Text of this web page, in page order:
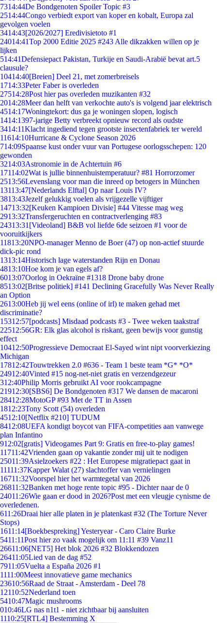
7314:44De Bondgenoten Spoiler Topic #3
2514:44Congo verbiedt export van koper en kobalt, Europa zal
gevolgen voelen
3414:43[2026/2027] Eredivisietoto #1
24014:41Top 2000 Editie 2025 #243 Alle dikzakken willen op je
lijken
514:41Defensiepact Pakistan, Turkije en Saudi-Arabië bevat art.5
clausule?
10414:40[Breien] Deel 21, met zomerbreisels
1714:33Peter Faber is overleden
27514:28Post hier pas overleden muzikanten #32
2014:28Meer dan helft van verkochte auto's is volgend jaar elektrisch
4514:17Woningtekort: dus ga je woningen slopen, logisch
1414:1397-jarige Betty verbreekt opnieuw record als oudste
3414:11Klacht ingediend tegen grootste insectenfabriek ter wereld
11614:10Hurricane & Cyclone Season 2026
714:09Spaanse kust onder vuur van Portugese oorlogsschepen: 120
gewonden
3214:03Astronomie in de Achtertuin #6
17114:02Wat is jullie binnenhuistemperatuur? #81 Horrorzomer
2513:56Levenslang voor man die inreed op betogers in München
13113:47[Nederlands Elftal] Op naar Louis IV?
3813:43Jezelf gelukkig voelen als vrijgezelle vijftiger
14713:32[Keuken Kampioen Divisie] #44 Vitesse mag weg
2913:32Transfergeruchten en contractverlenging #83
24313:31 [Videoland] B&B vol liefde 6de seizoen #1 voor de
vooruitkijkers
11813:20NPO-manager Menno de Boer (47) op non-actief stuurde
dick-pic rond
1313:14Historisch lage waterstanden Rijn en Donau
4813:10Hoe kom je van egels af?
6013:07Oorlog in Oekraïne #1318 Drone baby drone
8513:02[Britse politiek] #141 Declining Gracefully Was Never Really
an Option
2613:00Heb jij wel eens (online of irl) te maken gehad met
discriminatie?
15312:57[podcasts] Misdaad podcasts #3 - Twee weken taakstraf
22512:56GR: Elk glas alcohol is riskant, geen bewijs voor gunstig
effect
10412:50Progressieve Democraat El-Sayed wint nipt voorverkiezing
Michigan
17812:42Touwtrekken 2.0 #636 - Team 1 beste team *G* *O*
24912:40Vinted #15 nog-net-niet gratis en verzendgezeur
312:40Philip Morris gebruikt AI voor rookcampagne
21912:30[SBS6] De Bondgenoten #317 We dansen de macaroni
28412:28MotoGP #93 Met de TT in Assen
1812:23Tony Scott (54) overleden
4512:10[Netflix #210] TUDUM
8412:08UEFA kondigt boycot van FIFA-competities aan vanwege
plan Infantino
912:02[gratis] Videogames Part 9: Gratis en free-to-play games!
11711:42Vrienden gaan op vakantie zonder mij uit te nodigen
25011:39Asielzoekers #22 : Het Europese migratiepact gaat in
11111:37Kapper Walat (27) slachtoffer van vernielingen
16711:32Voorspel hier het warmtegetal van 2026
26811:32Banken met hoge rente topic #95 - Dichter naar de 0
24011:26Wie gaan er dood in 2026?Post met een vleugje cynisme de
overledenen.
611:26Draai hier alle platen in je platenkast #32 (The Torture Never
Stops)
1611:14[Boekbespreking] Yesteryear - Caro Claire Burke
5411:11Post hier zo vaak mogelijk om 11:11 #39 Vanz11
26611:06[NET5] Het blok 2026 #32 Blokkendozen
26411:05Lied van de dag #52
7911:05Vuelta a España 2026 #1
1111:00Meest innovatieve game mechanics
23610:56Raad de Straat - Amsterdam - Deel 78
12110:52Nederland toen
5410:47Magic mushrooms
010:46LG nas n1t1 - niet zichtbaar bij aansluiten
1110:25[RTL4] Bestemming X